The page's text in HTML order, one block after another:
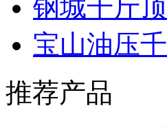
钢城千斤
宝山油压
推荐产品